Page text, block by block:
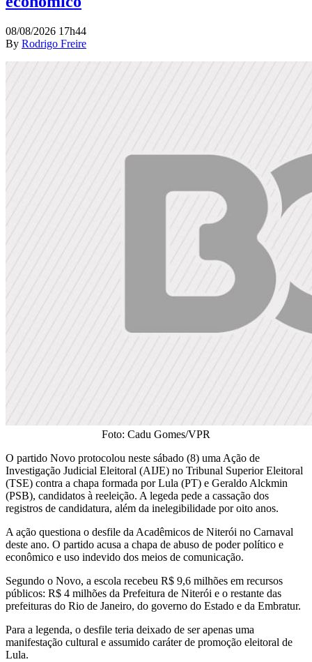
08/08/2026 17h44
By Rodrigo Freire
Foto: Cadu Gomes/VPR
O partido Novo protocolou neste sábado (8) uma Ação de
Investigação Judicial Eleitoral (AIJE) no Tribunal Superior Eleitoral
(TSE) contra a chapa formada por Lula (PT) e Geraldo Alckmin
(PSB), candidatos à reeleição. A legeda pede a cassação dos
registros de candidatura, além da inelegibilidade por oito anos.
A ação questiona o desfile da Acadêmicos de Niterói no Carnaval
deste ano. O partido acusa a chapa de abuso de poder político e
econômico e uso indevido dos meios de comunicação.
Segundo o Novo, a escola recebeu R$ 9,6 milhões em recursos
públicos: R$ 4 milhões da Prefeitura de Niterói e o restante das
prefeituras do Rio de Janeiro, do governo do Estado e da Embratur.
Para a legenda, o desfile teria deixado de ser apenas uma
manifestação cultural e assumido caráter de promoção eleitoral de
Lula.